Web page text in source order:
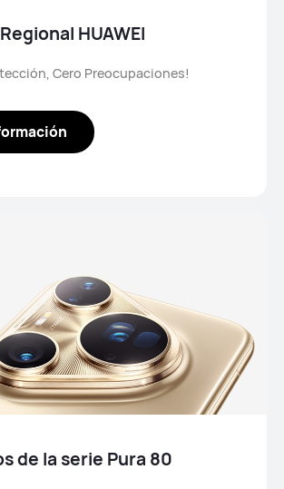
HUAWEI
Cero Preocupaciones!
de la serie Pura 80